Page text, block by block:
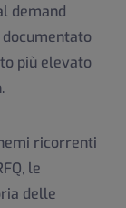
demand
documentato
più elevato
ricorrenti
le
delle